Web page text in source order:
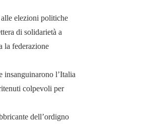
elezioni politiche
di solidarietà a
la federazione
insanguinarono l’Italia
colpevoli per
dell’ordigno